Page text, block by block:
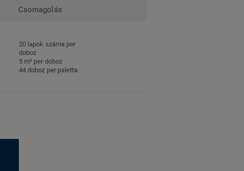
Csomagolás
20 lapok száma per
doboz
5 m² per doboz
44 doboz per paletta